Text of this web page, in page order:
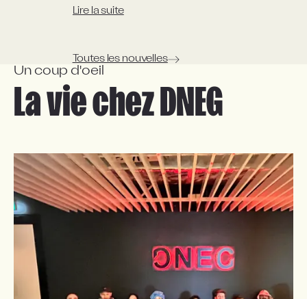
Lire la suite
Toutes les nouvelles
Un coup d'oeil
La vie chez DNEG